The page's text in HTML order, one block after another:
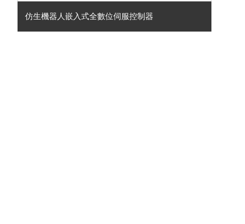
仿生機器人嵌入式全數位伺服控制器